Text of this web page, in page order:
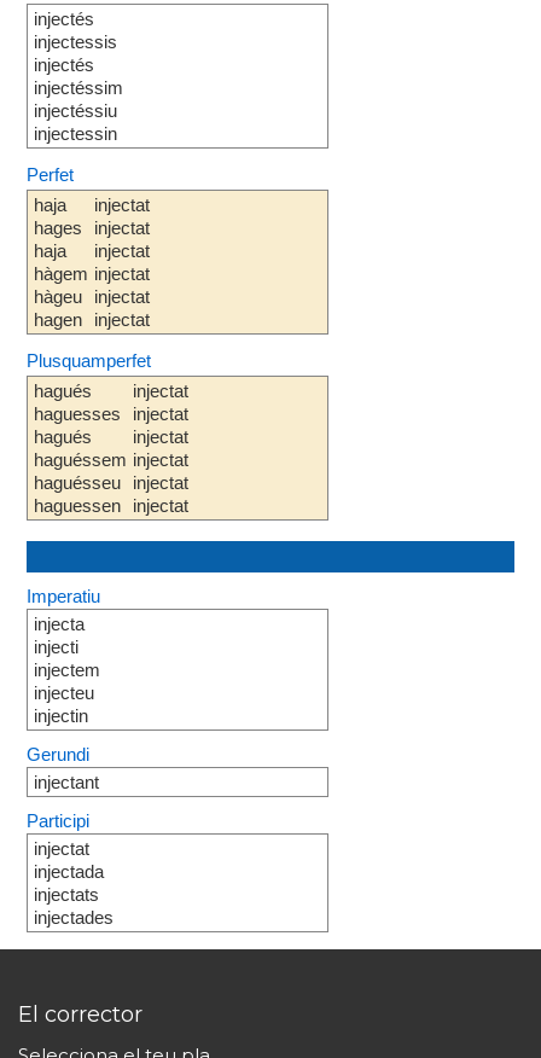
injectés
injectessis
injectés
injectéssim
injectéssiu
injectessin
Perfet
haja
hages
haja
hàgem
hàgeu
hagen
injectat
injectat
injectat
injectat
injectat
injectat
Plusquamperfet
hagués
haguesses
hagués
haguéssem
haguésseu
haguessen
injectat
injectat
injectat
injectat
injectat
injectat
Imperatiu
injecta
injecti
injectem
injecteu
injectin
Gerundi
injectant
Participi
injectat
injectada
injectats
injectades
El corrector